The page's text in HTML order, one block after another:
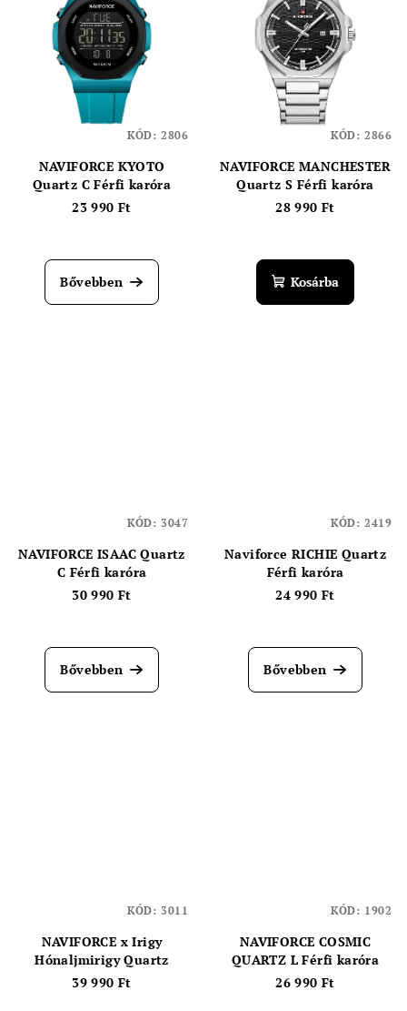
NAVIFORCE KYOTO
Quartz C Férfi karóra
23 990 Ft
termék
átlagos
értékelése
Bővebben
KÓD: 2806
NAVIFORCE MANCHESTER
Quartz S Férfi karóra
28 990 Ft
Kosárba
KÓD: 2866
NAVIFORCE ISAAC Quartz
C Férfi karóra
30 990 Ft
termék
átlagos
értékelése
Bővebben
KÓD: 3047
Naviforce RICHIE Quartz
Férfi karóra
24 990 Ft
Bővebben
KÓD: 2419
NAVIFORCE x Irigy
Hónaljmirigy Quartz
39 990 Ft
KÓD: 3011
NAVIFORCE COSMIC
QUARTZ L Férfi karóra
26 990 Ft
KÓD: 1902